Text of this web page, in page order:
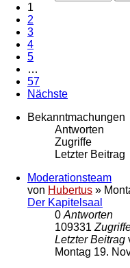
1
2
3
4
5
…
57
Nächste
Bekanntmachungen
Antworten
Zugriffe
Letzter Beitrag
Moderationsteam
von Hubertus »
Der Kapitelsaal
0 Antworten
109331
Letzter Beitrag
Montag 19.